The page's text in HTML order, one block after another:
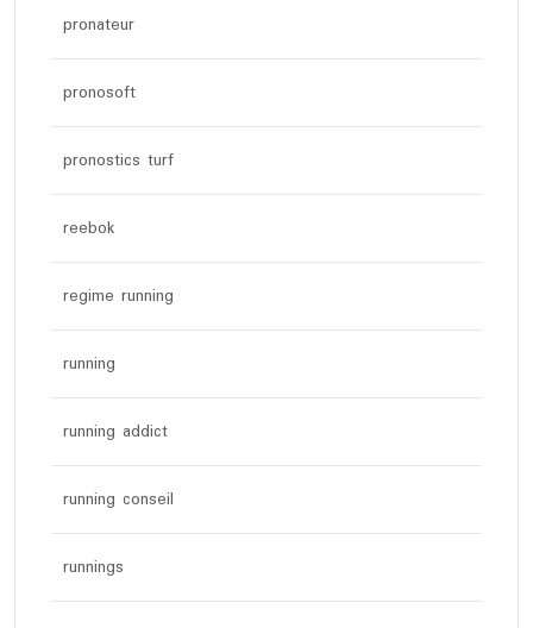
pronateur
pronosoft
pronostics turf
reebok
regime running
running
running addict
running conseil
runnings